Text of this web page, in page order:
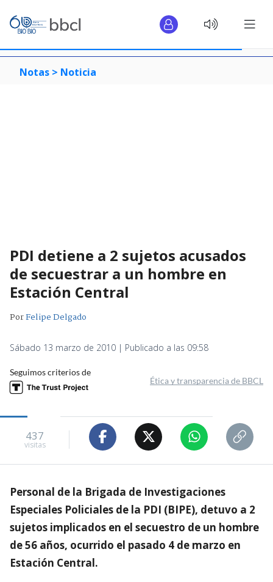
Notas > Noticia
PDI detiene a 2 sujetos acusados
de secuestrar a un hombre en
Estación Central
PorFelipe Delgado
Sábado 13 marzo de 2010 | Publicado a las 09:58
Seguimos criterios de
Ética y transparencia de BBCL
437
visitas
Personal de la Brigada de Investigaciones
Especiales Policiales de la PDI (BIPE), detuvo a 2
sujetos implicados en el secuestro de un hombre
de 56 años, ocurrido el pasado 4 de marzo en
Estación Central.